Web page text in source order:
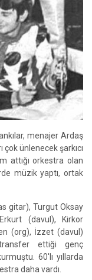
menajer Ardaş
ünlenecek şarkıcı
attığı orkestra olan
müzik yaptı, ortak
gitar), Turgut Oksay
(davul), Kirkor
(org), İzzet (davul)
transfer ettiği genç
60'lı yıllarda
daha vardı.